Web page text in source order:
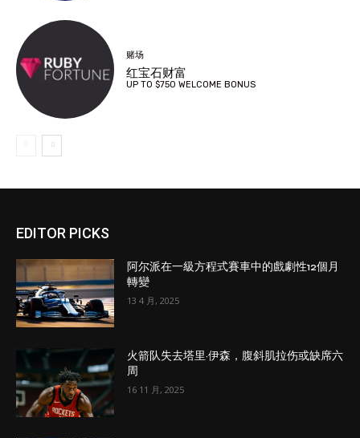
赌场
红宝石财富
UP TO $750 WELCOME BONUS
EDITOR PICKS
阿尔派在一級方程式賽車中的戲劇性12個月
轉變
13 4 月, 2025
火箭队失去塔里·伊森，腹斜肌拉伤或缺席六
周
16 11 月, 2025